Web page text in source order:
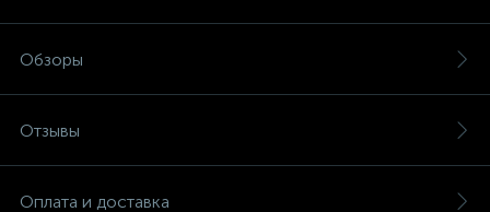
Обзоры
Отзывы
Оплата и доставка